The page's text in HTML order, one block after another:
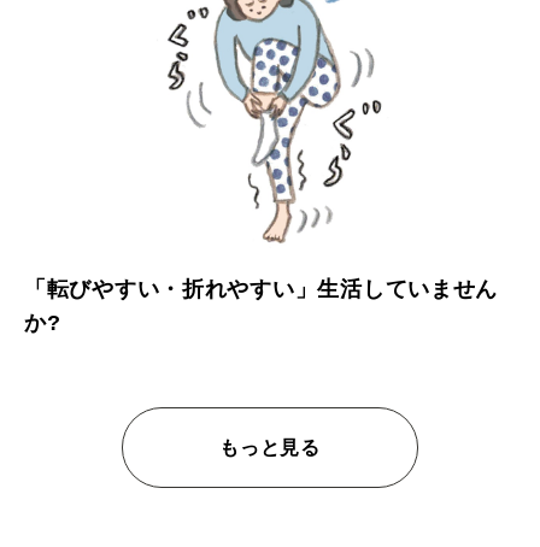
「転びやすい・折れやすい」生活していません
か?
もっと見る